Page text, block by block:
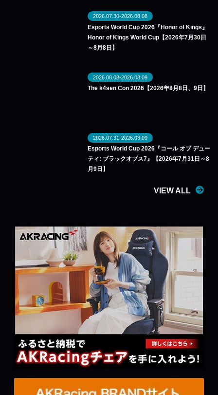
2026.07.30-2026.08.08
Esports World Cup 2026『Honor of Kings』
Honor of Kings World Cup【2026年7月30日
～8月8日】
2026.08.08-2026.08.09
The k4sen Con 2026【2026年8月8日、9日】
2026.07.31-2026.08.09
Esports World Cup 2026『コール オブ デュー
ティ: ブラックオプス7』【2026年7月31日～8
月9日】
VIEW ALL